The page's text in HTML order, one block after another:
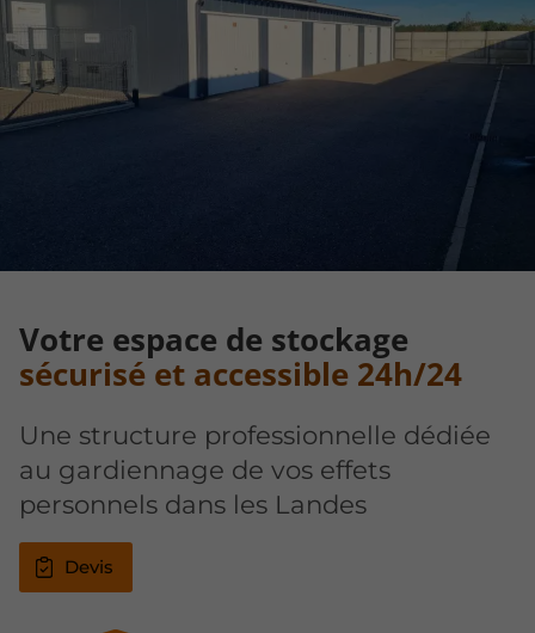
Votre espace de stockage
sécurisé et accessible 24h/24
Une structure professionnelle dédiée
au gardiennage de vos effets
personnels dans les Landes
Devis